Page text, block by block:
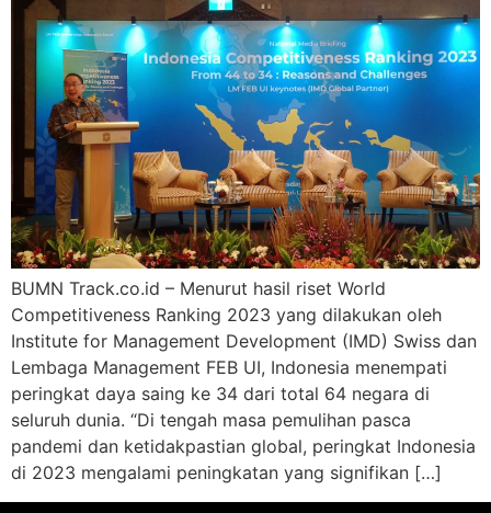
BUMN Track.co.id – Menurut hasil riset World
Competitiveness Ranking 2023 yang dilakukan oleh
Institute for Management Development (IMD) Swiss dan
Lembaga Management FEB UI, Indonesia menempati
peringkat daya saing ke 34 dari total 64 negara di
seluruh dunia. “Di tengah masa pemulihan pasca
pandemi dan ketidakpastian global, peringkat Indonesia
di 2023 mengalami peningkatan yang signifikan […]